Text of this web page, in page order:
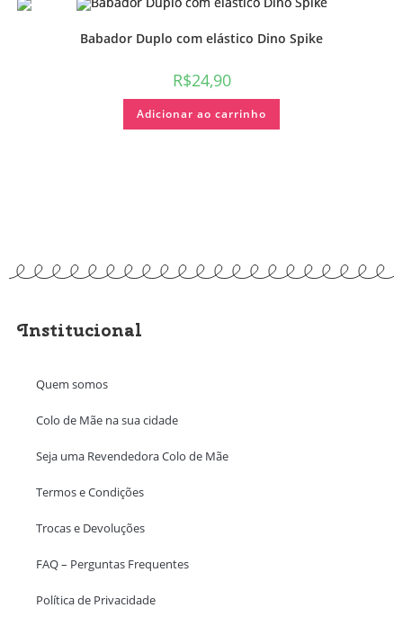
Babador Duplo com elástico Dino Spike
R$24,90
Adicionar ao carrinho
Institucional
Quem somos
Colo de Mãe na sua cidade
Seja uma Revendedora Colo de Mãe
Termos e Condições
Trocas e Devoluções
FAQ – Perguntas Frequentes
Política de Privacidade